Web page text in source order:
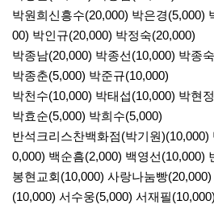
박원희신흥수(20,000) 박은경(5,000)
00) 박인규(20,000) 박정숙(20,000)
박종남(20,000) 박종선(10,000) 박종
박종춘(5,000) 박준규(10,000)
박천수(10,000) 박태섭(10,000) 박현
박효순(5,000) 박희수(5,000)
반석크리스찬백화점(박기원)(10,000)
0,000) 백순흠(2,000) 백영선(10,000)
봉현교회(10,000) 사랑나눔빵
(10,000) 서수웅(5,000) 서재필(10,000)